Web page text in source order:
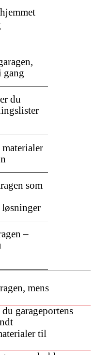
mens
garageportens
til
gang
du
som
løsninger
–